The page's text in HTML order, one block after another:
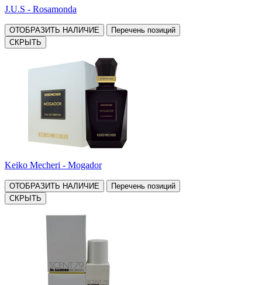
J.U.S - Rosamonda
ОТОБРАЗИТЬ НАЛИЧИЕ
Перечень позиций
СКРЫТЬ
Keiko Mecheri - Mogador
ОТОБРАЗИТЬ НАЛИЧИЕ
Перечень позиций
СКРЫТЬ